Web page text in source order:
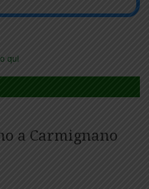
qui
a Carmignano